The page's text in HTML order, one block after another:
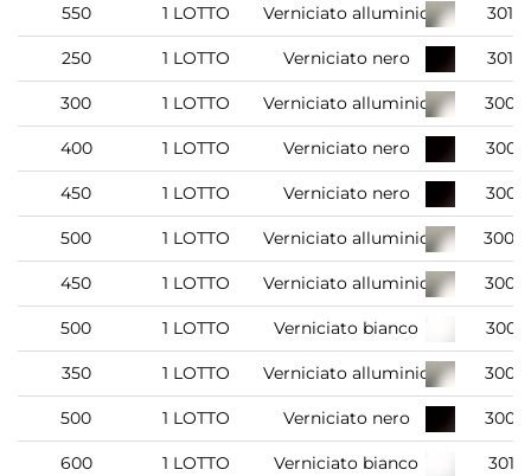
550 1 LOTTO Verniciato alluminio
250 1 LOTTO Verniciato nero
300 1 LOTTO Verniciato alluminio
400 1 LOTTO Verniciato nero
450 1 LOTTO Verniciato nero
500 1 LOTTO Verniciato alluminio
450 1 LOTTO Verniciato alluminio
500 1 LOTTO Verniciato bianco
350 1 LOTTO Verniciato alluminio
500 1 LOTTO Verniciato nero
600 1 LOTTO Verniciato bianco